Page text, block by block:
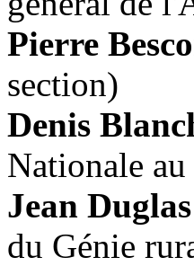
Pierre
section)
Denis
Nationale
Jean Duglas
du Génie